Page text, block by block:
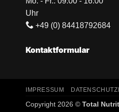
Uhr
+49 (0) 84418792684
Kontaktformular
IMPRESSUM
Copyright 2026 © Total